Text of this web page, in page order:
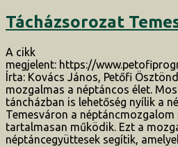
Tácházsorozat
A cikk
megjelent: https://
Írta: Kovács János, Petőfi
mozgalmas a néptáncos élet.
táncházban is lehetőség nyílik a
Temesváron a néptáncmozgalom
tartalmasan működik. Ezt a
néptáncegyüttesek segítik,